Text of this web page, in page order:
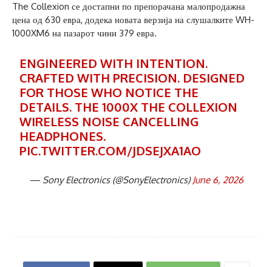
The Collexion се достапни по препорачана малопродажна
цена од 630 евра, додека новата верзија на слушалките WH-
1000XM6 на пазарот чини 379 евра.
ENGINEERED WITH INTENTION.
CRAFTED WITH PRECISION. DESIGNED
FOR THOSE WHO NOTICE THE
DETAILS. THE 1000X THE COLLEXION
WIRELESS NOISE CANCELLING
HEADPHONES.
PIC.TWITTER.COM/JDSEJXA1AO
— Sony Electronics (@SonyElectronics)June 6, 2026